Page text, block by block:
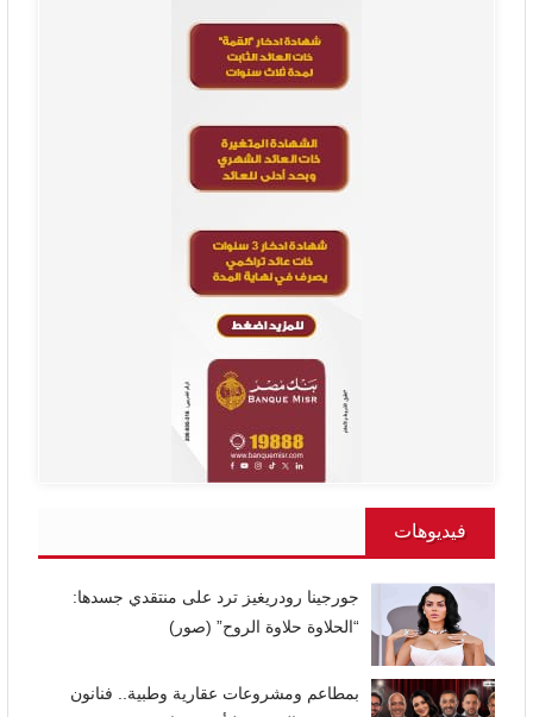
فيديوهات
جورجينا رودريغيز ترد على منتقدي جسدها:
“الحلاوة حلاوة الروح” (صور)
بمطاعم ومشروعات عقارية وطبية.. فنانون